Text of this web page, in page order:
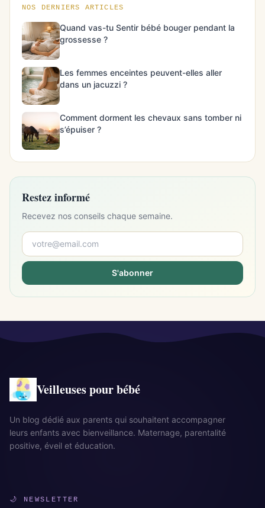
NOS DERNIERS ARTICLES
Quand vas-tu Sentir bébé bouger pendant la
grossesse ?
Les femmes enceintes peuvent-elles aller
dans un jacuzzi ?
Comment dorment les chevaux sans tomber ni
s’épuiser ?
Restez informé
Recevez nos conseils chaque semaine.
S'abonner
Veilleuses pour bébé
Un blog dédié aux parents qui souhaitent accompagner
leurs enfants avec bienveillance. Maternage, parentalité
positive, éveil et éducation.
🌙 NEWSLETTER